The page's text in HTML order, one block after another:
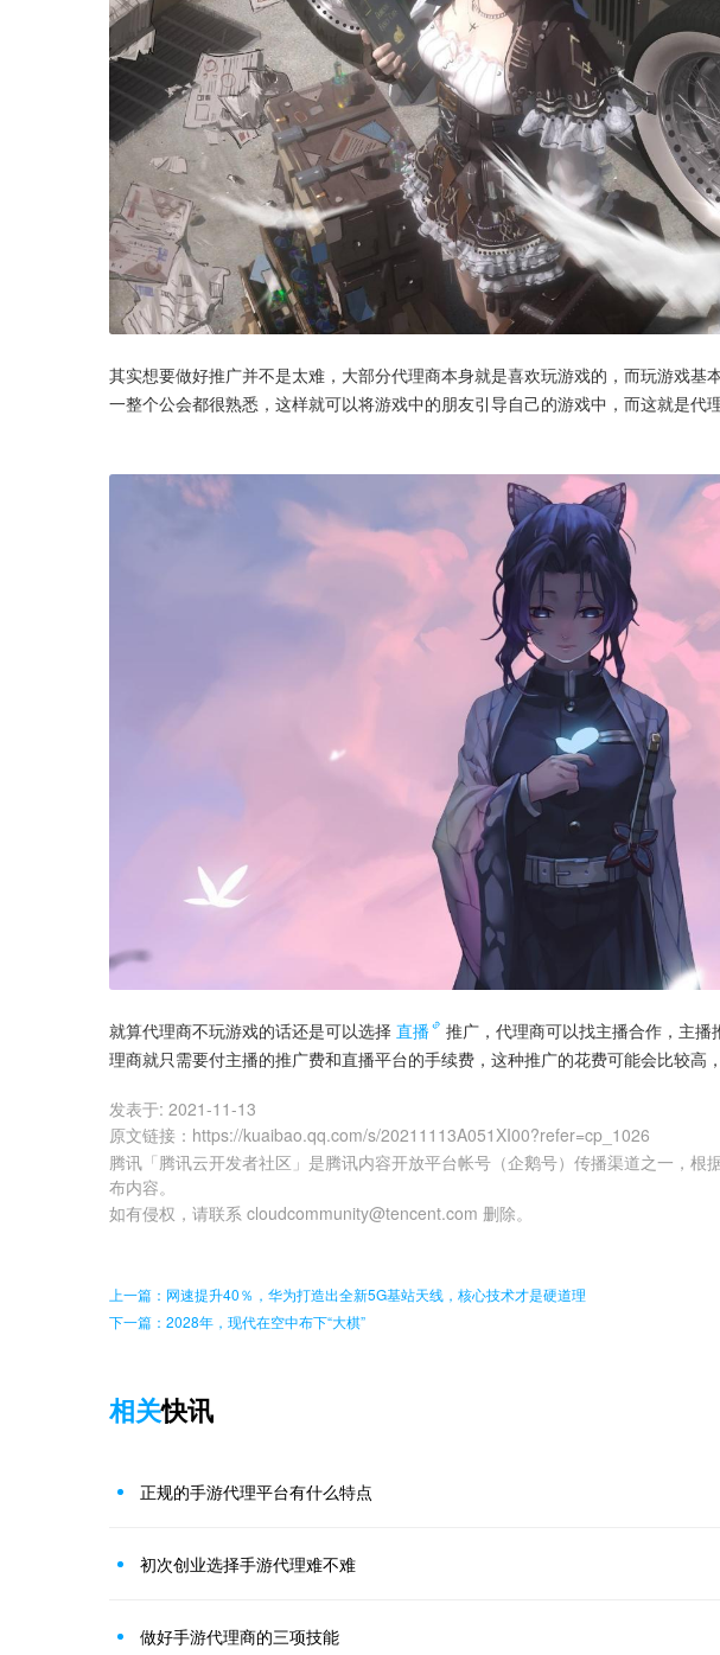
其实想要做好推广并不是太难，大部分代理商本身就是喜欢玩游戏的，而玩游戏基
一整个公会都很熟悉，这样就可以将游戏中的朋友引导自己的游戏中，而这就是代
就算代理商不玩游戏的话还是可以选择 直播
推广，代理商可以找主播合作，主
理商就只需要付主播的推广费和直播平台的手续费，这种推广的花费可能会比较高
发表于: 2021-11-13
原文链接 ： https://kuaibao.qq.com/s/20211113A051XI00?refer=cp_1026
腾讯「腾讯云开发者社区」是腾讯内容开放平台帐号（企鹅号）传播渠道之一，根
布内容。
如有侵权，请联系 cloudcommunity@tencent.com 删除。
上一篇：网速提升40％，华为打造出全新5G基站天线，核心技术才是硬道理
下一篇：2028年，现代在空中布下“大棋”
相关快讯
正规的手游代理平台有什么特点
初次创业选择手游代理难不难
做好手游代理商的三项技能